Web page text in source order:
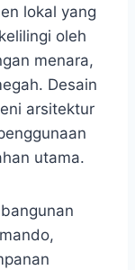
lokal yang
oleh
menara,
Desain
arsitektur
utama.